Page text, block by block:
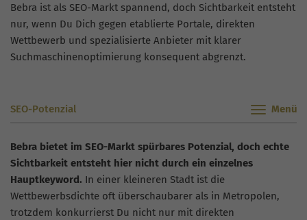
Bebra ist als SEO-Markt spannend, doch Sichtbarkeit entsteht
nur, wenn Du Dich gegen etablierte Portale, direkten
Wettbewerb und spezialisierte Anbieter mit klarer
Suchmaschinenoptimierung konsequent abgrenzt.
SEO-Potenzial
Bebra bietet im SEO-Markt spürbares Potenzial, doch echte
Sichtbarkeit entsteht hier nicht durch ein einzelnes
Hauptkeyword. In einer kleineren Stadt ist die
Wettbewerbsdichte oft überschaubarer als in Metropolen,
trotzdem konkurrierst Du nicht nur mit direkten